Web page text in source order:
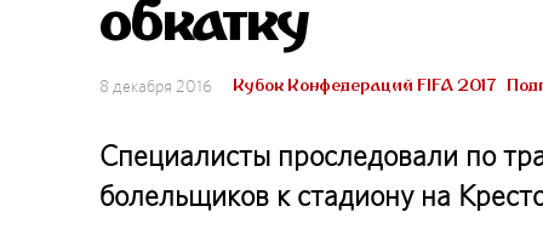
обкатку
8 декабря 2016 Кубок Конфедераций FIFA 2017
Специалисты проследовали по
болельщиков к стадиону на